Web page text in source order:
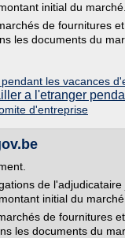
initial du marché.
de fournitures
les documents du
les vacances
a l'etranger
d'entreprise
de
initial du marché.
de fournitures
les documents du